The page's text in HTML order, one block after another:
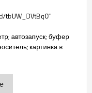
tbUW_DVtBq0"
автозапуск; буфер
картинка в